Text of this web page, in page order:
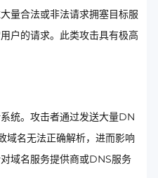
量合法或非法请求拥塞目标服
户的请求。此类攻击具有极高
统。攻击者通过发送大量DN
域名无法正确解析，进而影响
域名服务提供商或DNS服务